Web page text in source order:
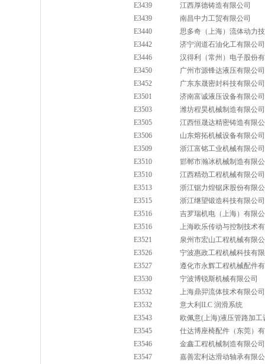
E3439
江西厚德铸造有限公司
E3439
南昌中力工贸有限公司
E3440
思多奇（上海）流体动力
E3442
济宁润道石油化工有限公司
E3446
汉得利（常州）电子股份
E3450
广州市源锋达液压有限公司
E3452
广东东晟密封科技有限公司
E3501
济南富诚液压设备有限公司
E3503
潍坊程昊机械制造有限公司
E3505
江西恒晟达精密铸造有限
E3506
山东熔拓机械设备有限公司
E3509
浙江富铭工业机械有限公司
E3510
邯郸市瀚冰机械制造有限
E3510
江西精劲工程机械有限公司
E3513
浙江锯力煌锯床股份有限
E3515
浙江继望锻造科技有限公司
E3516
吉罗瑞机电（上海）有限
E3516
上海欧乐传动与控制技术
E3521
泉州市宏山工程机械有限
E3526
宁波惠政工程机械科技有
E3527
遵化市永辉工程机械配件
E3530
宁波博锐斯机械有限公司
E3532
上海鼎羿流体技术有限公司
E3532
意大利ILC 润滑系统
E3543
欧佩意(上海)液压管路加工
E3545
仕达博座椅配件（东莞）
E3546
金鑫工程机械制造有限公司
E3547
嘉善宏利达滑动轴承有限